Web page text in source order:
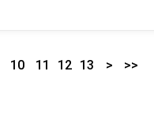
10 11 12 13 > >>